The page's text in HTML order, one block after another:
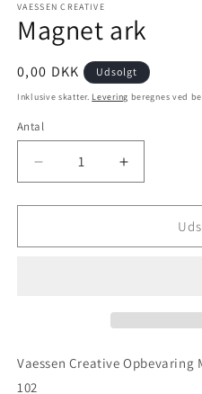
VAESSEN CREATIVE
Magnet ark
0,00 DKK Udsolgt
Inklusive skatter. Levering beregnes ved
Antal
Vaessen Creative Opbevaring
102